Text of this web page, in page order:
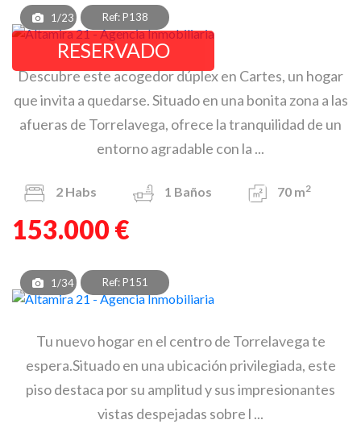
1/23 Ref: P138
RESERVADO
Descubre este acogedor dúplex en Cartes, un hogar
que invita a quedarse. Situado en una bonita zona a las
afueras de Torrelavega, ofrece la tranquilidad de un
entorno agradable con la ...
2 Habs 1 Baños 70 m2
153.000 €
1/34 Ref: P151
Tu nuevo hogar en el centro de Torrelavega te
espera.Situado en una ubicación privilegiada, este
piso destaca por su amplitud y sus impresionantes
vistas despejadas sobre l ...